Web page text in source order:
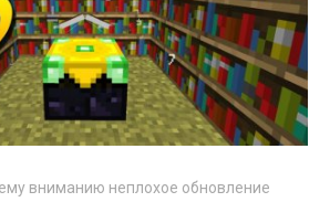
вниманию неплохое обновление